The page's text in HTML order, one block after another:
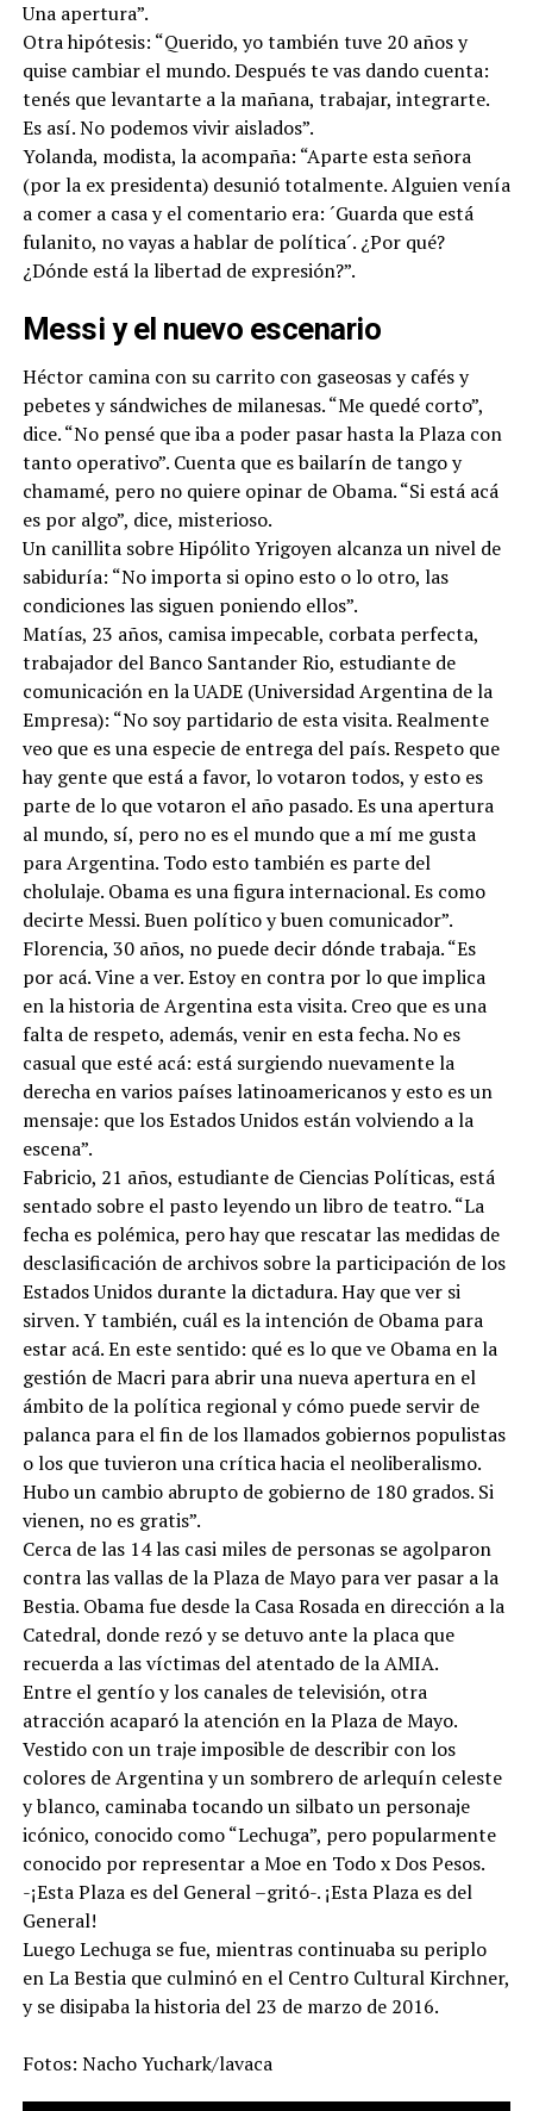
Una apertura”.
Otra hipótesis: “Querido, yo también tuve 20 años y
quise cambiar el mundo. Después te vas dando cuenta:
tenés que levantarte a la mañana, trabajar, integrarte.
Es así. No podemos vivir aislados”.
Yolanda, modista, la acompaña: “Aparte esta señora
(por la ex presidenta) desunió totalmente. Alguien venía
a comer a casa y el comentario era: ´Guarda que está
fulanito, no vayas a hablar de política´. ¿Por qué?
¿Dónde está la libertad de expresión?”.
Messi y el nuevo escenario
Héctor camina con su carrito con gaseosas y cafés y
pebetes y sándwiches de milanesas. “Me quedé corto”,
dice. “No pensé que iba a poder pasar hasta la Plaza con
tanto operativo”. Cuenta que es bailarín de tango y
chamamé, pero no quiere opinar de Obama. “Si está acá
es por algo”, dice, misterioso.
Un canillita sobre Hipólito Yrigoyen alcanza un nivel de
sabiduría: “No importa si opino esto o lo otro, las
condiciones las siguen poniendo ellos”.
Matías, 23 años, camisa impecable, corbata perfecta,
trabajador del Banco Santander Rio, estudiante de
comunicación en la UADE (Universidad Argentina de la
Empresa): “No soy partidario de esta visita. Realmente
veo que es una especie de entrega del país. Respeto que
hay gente que está a favor, lo votaron todos, y esto es
parte de lo que votaron el año pasado. Es una apertura
al mundo, sí, pero no es el mundo que a mí me gusta
para Argentina. Todo esto también es parte del
cholulaje. Obama es una figura internacional. Es como
decirte Messi. Buen político y buen comunicador”.
Florencia, 30 años, no puede decir dónde trabaja. “Es
por acá. Vine a ver. Estoy en contra por lo que implica
en la historia de Argentina esta visita. Creo que es una
falta de respeto, además, venir en esta fecha. No es
casual que esté acá: está surgiendo nuevamente la
derecha en varios países latinoamericanos y esto es un
mensaje: que los Estados Unidos están volviendo a la
escena”.
Fabricio, 21 años, estudiante de Ciencias Políticas, está
sentado sobre el pasto leyendo un libro de teatro. “La
fecha es polémica, pero hay que rescatar las medidas de
desclasificación de archivos sobre la participación de los
Estados Unidos durante la dictadura. Hay que ver si
sirven. Y también, cuál es la intención de Obama para
estar acá. En este sentido: qué es lo que ve Obama en la
gestión de Macri para abrir una nueva apertura en el
ámbito de la política regional y cómo puede servir de
palanca para el fin de los llamados gobiernos populistas
o los que tuvieron una crítica hacia el neoliberalismo.
Hubo un cambio abrupto de gobierno de 180 grados. Si
vienen, no es gratis”.
Cerca de las 14 las casi miles de personas se agolparon
contra las vallas de la Plaza de Mayo para ver pasar a la
Bestia. Obama fue desde la Casa Rosada en dirección a la
Catedral, donde rezó y se detuvo ante la placa que
recuerda a las víctimas del atentado de la AMIA.
Entre el gentío y los canales de televisión, otra
atracción acaparó la atención en la Plaza de Mayo.
Vestido con un traje imposible de describir con los
colores de Argentina y un sombrero de arlequín celeste
y blanco, caminaba tocando un silbato un personaje
icónico, conocido como “Lechuga”, pero popularmente
conocido por representar a Moe en Todo x Dos Pesos.
-¡Esta Plaza es del General –gritó-. ¡Esta Plaza es del
General!
Luego Lechuga se fue, mientras continuaba su periplo
en La Bestia que culminó en el Centro Cultural Kirchner,
y se disipaba la historia del 23 de marzo de 2016.
Fotos: Nacho Yuchark/lavaca